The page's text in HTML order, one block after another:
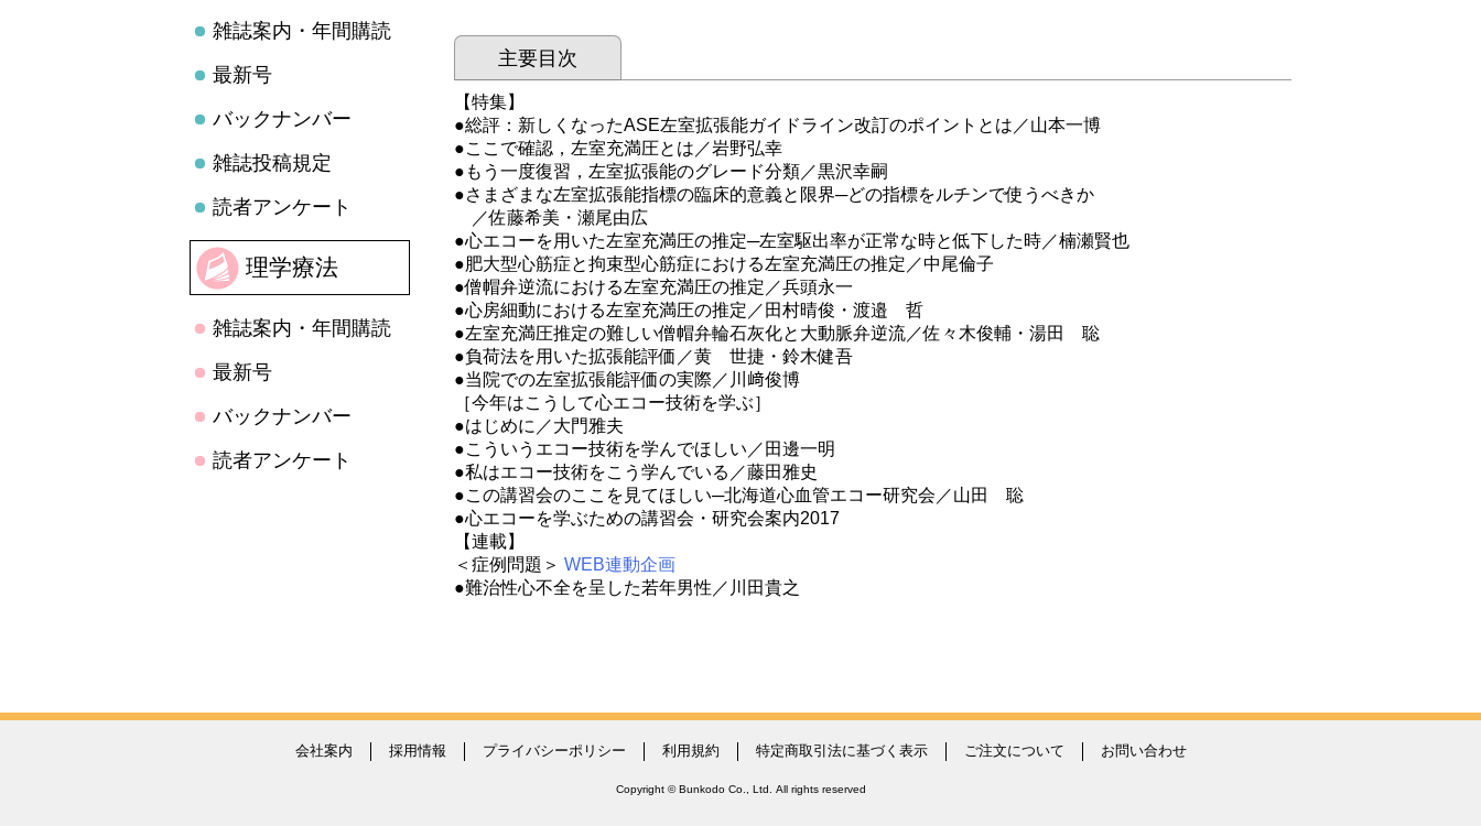
雑誌案内・年間購読
最新号
バックナンバー
雑誌投稿規定
読者アンケート
理学療法
雑誌案内・年間購読
最新号
バックナンバー
読者アンケート
主要目次
【特集】
●総評：新しくなったASE左室拡張能ガイドライン改訂のポイントとは／山本一博
●ここで確認，左室充満圧とは／岩野弘幸
●もう一度復習，左室拡張能のグレード分類／黒沢幸嗣
●さまざまな左室拡張能指標の臨床的意義と限界─どの指標をルチンで使うべきか
／佐藤希美・瀬尾由広
●心エコーを用いた左室充満圧の推定─左室駆出率が正常な時と低下した時／楠瀬賢也
●肥大型心筋症と拘束型心筋症における左室充満圧の推定／中尾倫子
●僧帽弁逆流における左室充満圧の推定／兵頭永一
●心房細動における左室充満圧の推定／田村晴俊・渡邉 哲
●左室充満圧推定の難しい僧帽弁輪石灰化と大動脈弁逆流／佐々木俊輔・湯田 聡
●負荷法を用いた拡張能評価／黄 世捷・鈴木健吾
●当院での左室拡張能評価の実際／川﨑俊博
［今年はこうして心エコー技術を学ぶ］
●はじめに／大門雅夫
●こういうエコー技術を学んでほしい／田邊一明
●私はエコー技術をこう学んでいる／藤田雅史
●この講習会のここを見てほしい─北海道心血管エコー研究会／山田 聡
●心エコーを学ぶための講習会・研究会案内2017
【連載】
＜症例問題＞ WEB連動企画
●難治性心不全を呈した若年男性／川田貴之
会社案内 採用情報 プライバシーポリシー 利用規約 特定商取引法に基づく表示 ご注文について お問い合わせ
Copyright © Bunkodo Co., Ltd. All rights reserved